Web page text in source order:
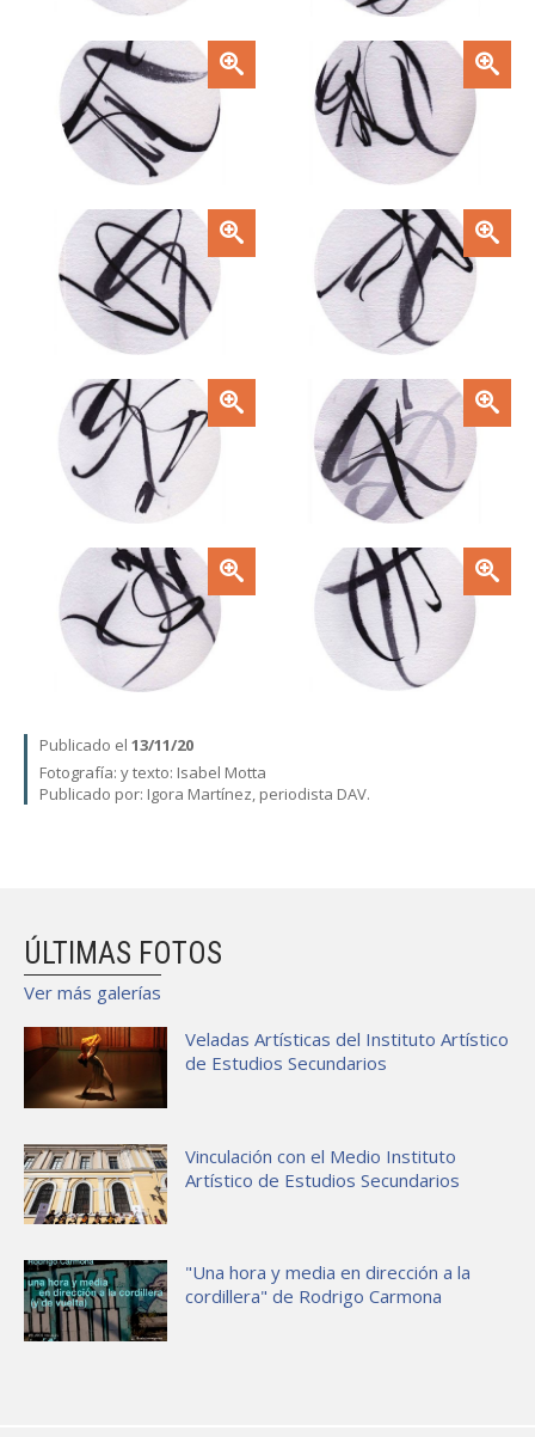
Zoom Zoom
Zoom Zoom
Zoom Zoom
Zoom Zoom
Publicado el 13/11/20
Fotografía: y texto: Isabel Motta
Publicado por: Igora Martínez, periodista DAV.
ÚLTIMAS FOTOS
Ver más galerías
Veladas Artísticas del Instituto Artístico
de Estudios Secundarios
Vinculación con el Medio Instituto
Artístico de Estudios Secundarios
"Una hora y media en dirección a la
cordillera" de Rodrigo Carmona